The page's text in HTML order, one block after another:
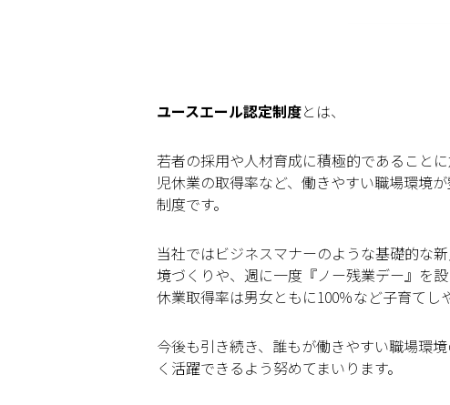
ユースエール認定制度とは、
若者の採用や人材育成に積極的であること
児休業の取得率など、働きやすい職場環境
制度です。
当社ではビジネスマナーのような基礎的な
境づくりや、週に一度『ノー残業デー』を
休業取得率は男女ともに100％など子育てし
今後も引き続き、誰もが働きやすい職場環
く活躍できるよう努めてまいります。